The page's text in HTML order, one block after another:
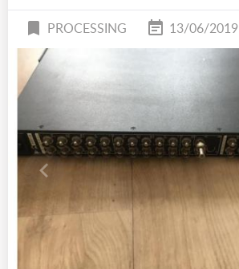
PROCESSING 13/06/2019